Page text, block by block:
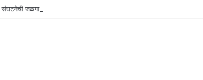
जळगाव जिल्हा, शहर व युवा कार्यकारिणी जाहीर.